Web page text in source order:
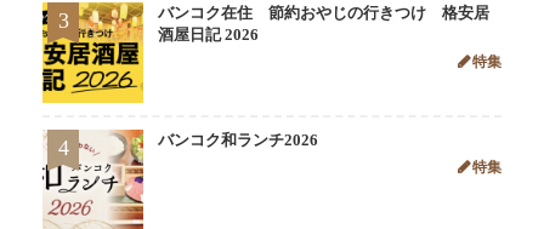
3
バンコク在住 節約おやじの行きつけ 格安居
酒屋日記 2026
特集
4 バンコク和ランチ2026
特集